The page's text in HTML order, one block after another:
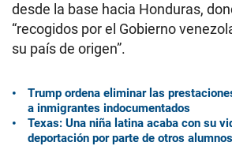
desde la base hacia Honduras,
“recogidos por el Gobierno
su país de origen”.
Trump ordena eliminar las
a inmigrantes indocumentados
Texas: Una niña latina acaba con su
deportación por parte de otros alumnos